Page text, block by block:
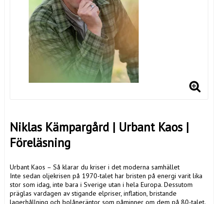
Niklas Kämpargård | Urbant Kaos |
Föreläsning
Urbant Kaos – Så klarar du kriser i det moderna samhället
Inte sedan oljekrisen på 1970-talet har bristen på energi varit lika
stor som idag, inte bara i Sverige utan i hela Europa. Dessutom
präglas vardagen av stigande elpriser, inflation, bristande
lagerhållning och bolåneräntor som påminner om dem på 80-talet.